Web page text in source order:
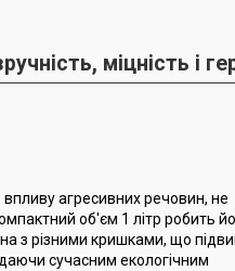
міцність і
впливу агресивних речовин, не
об'єм 1 літр робить
з різними кришками, що
сучасним екологічним